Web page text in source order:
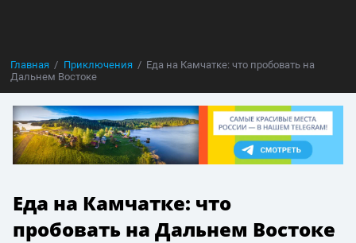
Главная Приключения
Еда на Камчатке: что пробовать на
Дальнем Востоке
Еда на Камчатке: что
пробовать на Дальнем Востоке